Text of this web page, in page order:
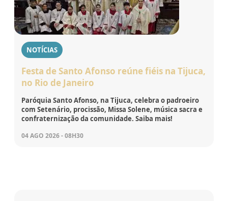
NOTÍCIAS
Festa de Santo Afonso reúne fiéis na Tijuca,
no Rio de Janeiro
Paróquia Santo Afonso, na Tijuca, celebra o padroeiro
com Setenário, procissão, Missa Solene, música sacra e
confraternização da comunidade. Saiba mais!
04 AGO 2026 - 08H30